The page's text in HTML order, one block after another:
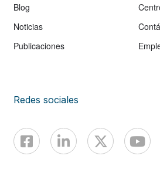
Blog
Noticias
Publicaciones
Redes sociales